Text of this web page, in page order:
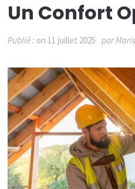
Un Confort
Publié : on 11 juillet 2025 par